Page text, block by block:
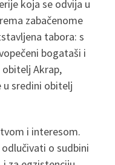
koja se odvija u
zabačenome
tabora: s
bogataši i
Akrap,
sredini obitelj
i interesom.
o sudbini